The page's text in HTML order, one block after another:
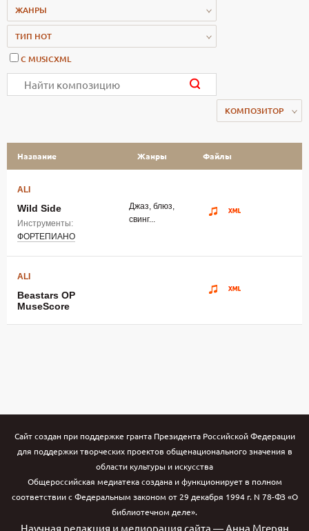
КОМПОЗИТОР
ЖАНРЫ
ТИП НОТ
С MUSICXML
Название Жанры Файлы
ALI
Wild Side
Инструменты:
ФОРТЕПИАНО
Джаз, блюз,
свинг...
ALI
Beastars OP
MuseScore
Сайт создан при поддержке гранта Президента Российской Федерации
для поддержки творческих проектов общенационального значения в
области культуры и искусства
Общероссийская медиатека создана и функционирует в полном
соответствии с Федеральным законом от 29 декабря 1994 г. N 78-ФЗ «О
библиотечном деле».
Научная редакция и мелиорация сайта — Анна Мгерян